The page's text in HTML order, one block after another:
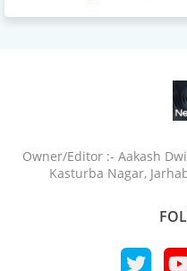
Owner/Editor :- Aakash
Kasturba Nagar,